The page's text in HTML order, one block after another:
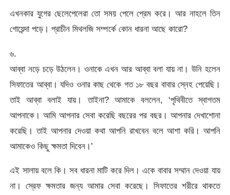
এখনকার যুগের ছেলেপেলেরা তো সময় পেলে প্রেম করে। আর নাহলে তিন
গোয়েন্দা পড়ে। প্রাচীন মিথলজি সম্পর্কে কোন ধারনা আছে কারো?
৬.
আব্বা নড়ে চড়ে উঠলেন। ওনাকে এখন আর আব্বা বলা যায় না। উনি হলেন
সিফাতের আব্বা। যদিও ওনার কাছ থেকে গত ১৮ বছর বাবার স্নেহ পেয়েছি।
তাই আব্বা বলাই যায়। তাইনা? আমাকে বললেন, ‘পৃথিবীতে স্বাগতম
আপনাকে। আমি আপনার সেবা করেছি বছরের পর বছর। আপনার দেখাশোনা
করেছি। তাই আপনার দেওয়া কথা আপনি রাখবেন বলে আশা করি। আপনি
আমাকেও কিছু ক্ষমতা দিবেন।’
এই সালায় বলে কি। সব ধারনা মাটি করে দিল। একে বাবার সম্মান দেওয়া যায়
না। স্রেফ ক্ষমতার জন্য আমার সেবা করেছে। সিফাতের শরীরে থাকতে